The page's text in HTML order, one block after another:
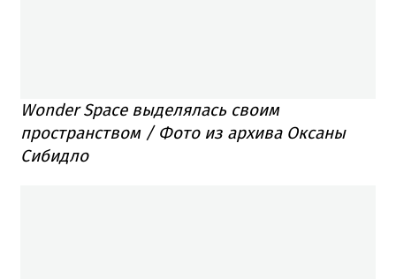
Wonder Space выделялась своим
пространством / Фото из архива Оксаны
Сибидло